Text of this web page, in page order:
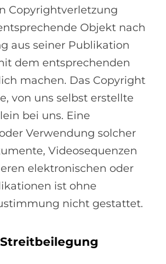
Copyrightverletzung
Objekt nach
aus seiner Publikation
dem entsprechenden
machen. Das Copyright
von uns selbst erstellte
bei uns. Eine
Verwendung solcher
Videosequenzen
elektronischen oder
ist ohne
nicht gestattet.